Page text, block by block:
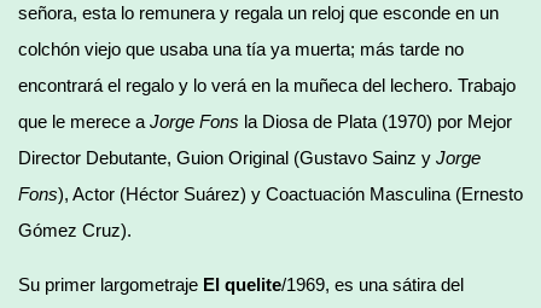
señora, esta lo remunera y regala un reloj que esconde en un
colchón viejo que usaba una tía ya muerta; más tarde no
encontrará el regalo y lo verá en la muñeca del lechero. Trabajo
que le merece a Jorge Fons la Diosa de Plata (1970) por Mejor
Director Debutante, Guion Original (Gustavo Sainz y Jorge
Fons), Actor (Héctor Suárez) y Coactuación Masculina (Ernesto
Gómez Cruz).
Su primer largometraje El quelite/1969, es una sátira del